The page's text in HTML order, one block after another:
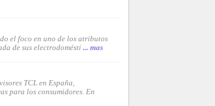
el foco en uno de los atributos
de sus electrodomésti... mas
TCL en España,
para los consumidores. En